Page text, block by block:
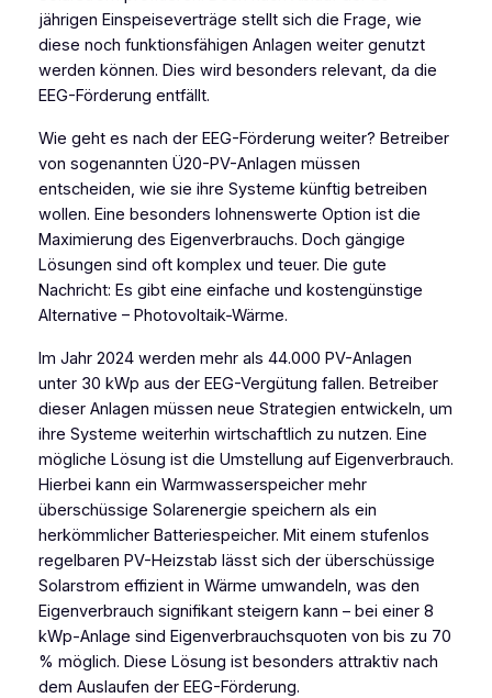
jährigen Einspeiseverträge stellt sich die Frage, wie
diese noch funktionsfähigen Anlagen weiter genutzt
werden können. Dies wird besonders relevant, da die
EEG-Förderung entfällt.
Wie geht es nach der EEG-Förderung weiter? Betreiber
von sogenannten Ü20-PV-Anlagen müssen
entscheiden, wie sie ihre Systeme künftig betreiben
wollen. Eine besonders lohnenswerte Option ist die
Maximierung des Eigenverbrauchs. Doch gängige
Lösungen sind oft komplex und teuer. Die gute
Nachricht: Es gibt eine einfache und kostengünstige
Alternative – Photovoltaik-Wärme.
Im Jahr 2024 werden mehr als 44.000 PV-Anlagen
unter 30 kWp aus der EEG-Vergütung fallen. Betreiber
dieser Anlagen müssen neue Strategien entwickeln, um
ihre Systeme weiterhin wirtschaftlich zu nutzen. Eine
mögliche Lösung ist die Umstellung auf Eigenverbrauch.
Hierbei kann ein Warmwasserspeicher mehr
überschüssige Solarenergie speichern als ein
herkömmlicher Batteriespeicher. Mit einem stufenlos
regelbaren PV-Heizstab lässt sich der überschüssige
Solarstrom effizient in Wärme umwandeln, was den
Eigenverbrauch signifikant steigern kann – bei einer 8
kWp-Anlage sind Eigenverbrauchsquoten von bis zu 70
% möglich. Diese Lösung ist besonders attraktiv nach
dem Auslaufen der EEG-Förderung.